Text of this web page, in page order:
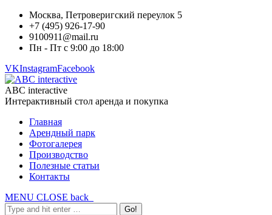
Москва, Петроверигский переулок 5
+7 (495) 926-17-90
9100911@mail.ru
Пн - Пт с 9:00 до 18:00
VKInstagramFacebook
ABC interactive
Интерактивный стол аренда и покупка
Главная
Арендный парк
Фотогалерея
Производство
Полезные статьи
Контакты
MENU CLOSE back